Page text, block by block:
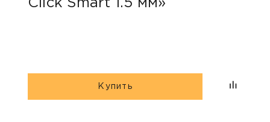
Click Smart 1.5 мм»
Купить